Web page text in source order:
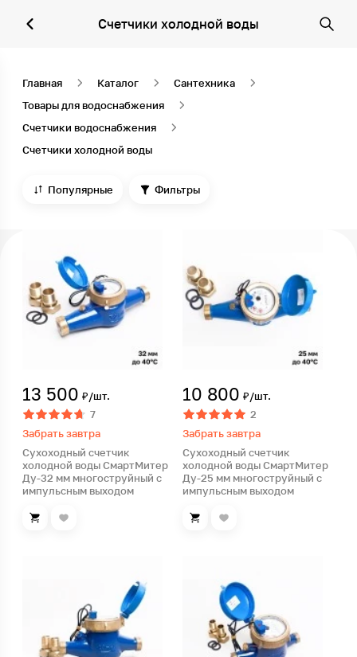
Счетчики холодной воды
Главная Каталог
Сантехника
Товары для водоснабжения
Счетчики водоснабжения
Счетчики холодной воды
Популярные Фильтры
13 500 ₽/шт.
7
Забрать завтра
Сухоходный счетчик
холодной воды СмартМитер
Ду-32 мм многоструйный с
импульсным выходом
10 800 ₽/шт.
2
Забрать завтра
Сухоходный счетчик
холодной воды СмартМитер
Ду-25 мм многоструйный с
импульсным выходом